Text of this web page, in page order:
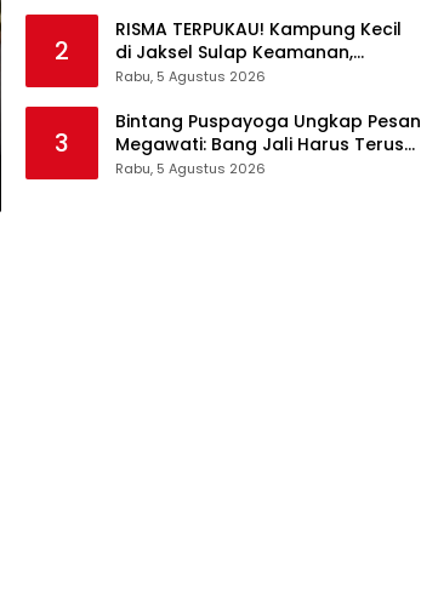
2
RISMA TERPUKAU! Kampung Kecil
di Jaksel Sulap Keamanan,
Sampah, hingga Ketahanan
Rabu, 5 Agustus 2026
3
Bintang Puspayoga Ungkap Pesan
Megawati: Bang Jali Harus Terus
Dipantau dan Dikembangkan
Rabu, 5 Agustus 2026